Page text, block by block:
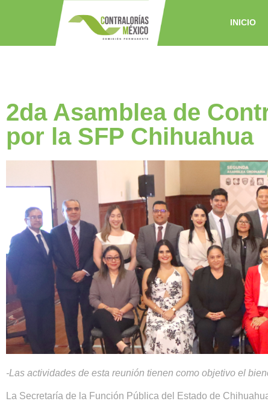
INICIO
2da Asamblea de
por la SFP Chihuahua
-Las actividades de esta reunión tienen como objetivo el
La Secretaría de la Función Pública del Estado de